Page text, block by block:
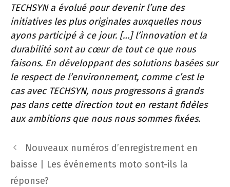
TECHSYN a évolué pour devenir l’une des
initiatives les plus originales auxquelles nous
ayons participé à ce jour. […] l’innovation et la
durabilité sont au cœur de tout ce que nous
faisons. En développant des solutions basées sur
le respect de l’environnement, comme c’est le
cas avec TECHSYN, nous progressons à grands
pas dans cette direction tout en restant fidèles
aux ambitions que nous nous sommes fixées.
Navigation
des
articles
Nouveaux numéros d’enregistrement en
baisse | Les événements moto sont-ils la
réponse?